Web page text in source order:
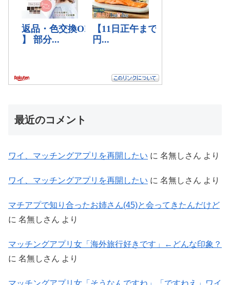
最近のコメント
ワイ、マッチングアプリを再開したい に 名無しさん より
ワイ、マッチングアプリを再開したい に 名無しさん より
マチアプで知り合ったお姉さん(45)と会ってきたんだけど
に 名無しさん より
マッチングアプリ女「海外旅行好きです」←どんな印象？
に 名無しさん より
マッチングアプリ女「そうなんですね」「ですねえ」ワイ